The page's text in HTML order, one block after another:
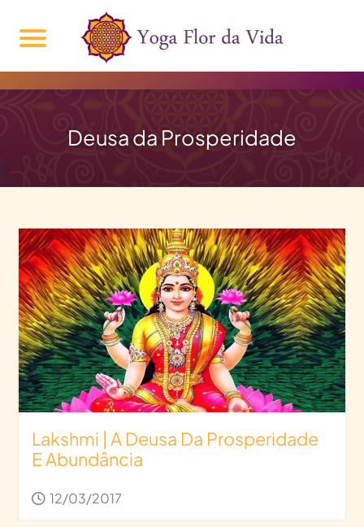
Deusa da Prosperidade
Lakshmi | A Deusa Da Prosperidade
E Abundância
12/03/2017